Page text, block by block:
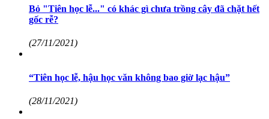
Bỏ "Tiên học lễ..." có khác gì chưa trồng cây đã chặt hết
gốc rễ?
(27/11/2021)
“Tiên học lễ, hậu học văn không bao giờ lạc hậu”
(28/11/2021)